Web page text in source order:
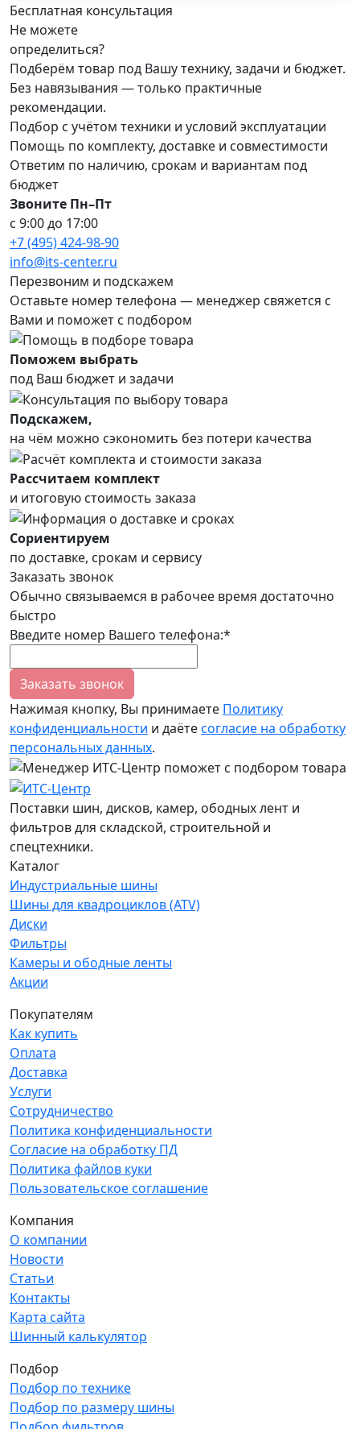
Бесплатная консультация
Не можете
определиться?
Подберём товар под Вашу технику, задачи и бюджет.
Без навязывания — только практичные
рекомендации.
Подбор с учётом техники и условий эксплуатации
Помощь по комплекту, доставке и совместимости
Ответим по наличию, срокам и вариантам под
бюджет
Звоните Пн–Пт
с 9:00 до 17:00
+7 (495) 424-98-90
info@its-center.ru
Перезвоним и подскажем
Оставьте номер телефона — менеджер свяжется с
Вами и поможет с подбором
Поможем выбрать
под Ваш бюджет и задачи
Подскажем,
на чём можно сэкономить без потери качества
Рассчитаем комплект
и итоговую стоимость заказа
Сориентируем
по доставке, срокам и сервису
Заказать звонок
Обычно связываемся в рабочее время достаточно
быстро
Введите номер Вашего телефона:*
Заказать звонок
Нажимая кнопку, Вы принимаете Политику
конфиденциальности и даётесогласие на обработку
персональных данных.
Поставки шин, дисков, камер, ободных лент и
фильтров для складской, строительной и
спецтехники.
Каталог
Индустриальные шины
Шины для квадроциклов (ATV)
Диски
Фильтры
Камеры и ободные ленты
Акции
Покупателям
Как купить
Оплата
Доставка
Услуги
Сотрудничество
Политика конфиденциальности
Согласие на обработку ПД
Политика файлов куки
Пользовательское соглашение
Компания
О компании
Новости
Статьи
Контакты
Карта сайта
Шинный калькулятор
Подбор
Подбор по технике
Подбор по размеру шины